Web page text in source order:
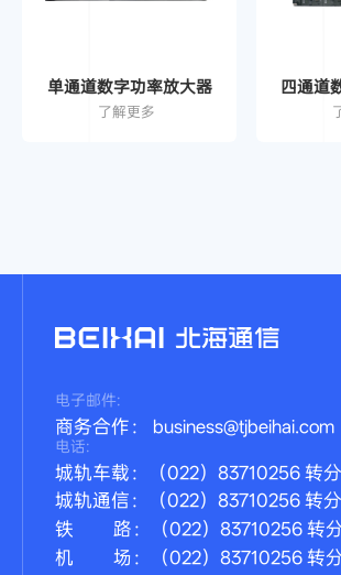
单通道数字功率放大器
了解更多
四通道
电子邮件:
商务合作： business@tjbeihai.com
电话:
城轨车载：（022）83710256 转
城轨通信：（022）83710256 转
铁 路：（022）83710256 转
机 场：（022）83710256 转